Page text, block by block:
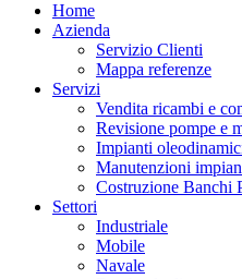
Home
Azienda
Servizio Clienti
Mappa referenze
Servizi
Vendita ricambi e
Revisione pompe e
Impianti
Manutenzioni
Costruzione Banchi
Settori
Industriale
Mobile
Navale